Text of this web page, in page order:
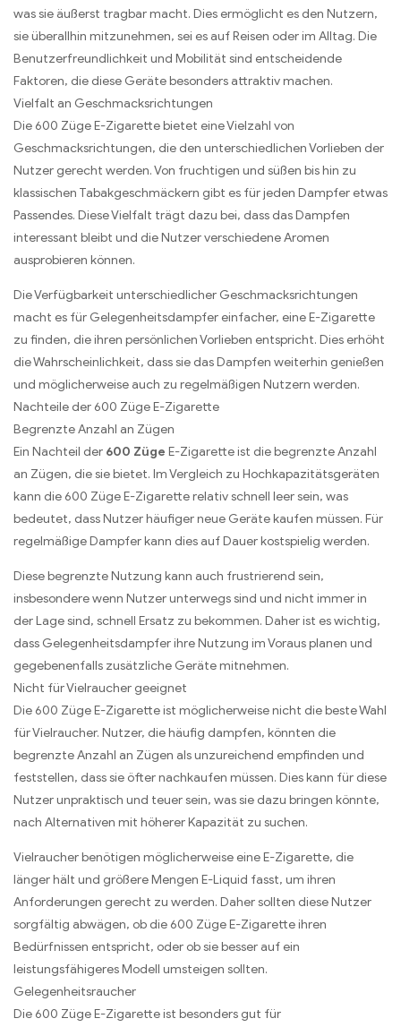
was sie äußerst tragbar macht. Dies ermöglicht es den Nutzern,
sie überallhin mitzunehmen, sei es auf Reisen oder im Alltag. Die
Benutzerfreundlichkeit und Mobilität sind entscheidende
Faktoren, die diese Geräte besonders attraktiv machen.
Vielfalt an Geschmacksrichtungen
Die 600 Züge E-Zigarette bietet eine Vielzahl von
Geschmacksrichtungen, die den unterschiedlichen Vorlieben der
Nutzer gerecht werden. Von fruchtigen und süßen bis hin zu
klassischen Tabakgeschmäckern gibt es für jeden Dampfer etwas
Passendes. Diese Vielfalt trägt dazu bei, dass das Dampfen
interessant bleibt und die Nutzer verschiedene Aromen
ausprobieren können.
Die Verfügbarkeit unterschiedlicher Geschmacksrichtungen
macht es für Gelegenheitsdampfer einfacher, eine E-Zigarette
zu finden, die ihren persönlichen Vorlieben entspricht. Dies erhöht
die Wahrscheinlichkeit, dass sie das Dampfen weiterhin genießen
und möglicherweise auch zu regelmäßigen Nutzern werden.
Nachteile der 600 Züge E-Zigarette
Begrenzte Anzahl an Zügen
Ein Nachteil der 600 Züge E-Zigarette ist die begrenzte Anzahl
an Zügen, die sie bietet. Im Vergleich zu Hochkapazitätsgeräten
kann die 600 Züge E-Zigarette relativ schnell leer sein, was
bedeutet, dass Nutzer häufiger neue Geräte kaufen müssen. Für
regelmäßige Dampfer kann dies auf Dauer kostspielig werden.
Diese begrenzte Nutzung kann auch frustrierend sein,
insbesondere wenn Nutzer unterwegs sind und nicht immer in
der Lage sind, schnell Ersatz zu bekommen. Daher ist es wichtig,
dass Gelegenheitsdampfer ihre Nutzung im Voraus planen und
gegebenenfalls zusätzliche Geräte mitnehmen.
Nicht für Vielraucher geeignet
Die 600 Züge E-Zigarette ist möglicherweise nicht die beste Wahl
für Vielraucher. Nutzer, die häufig dampfen, könnten die
begrenzte Anzahl an Zügen als unzureichend empfinden und
feststellen, dass sie öfter nachkaufen müssen. Dies kann für diese
Nutzer unpraktisch und teuer sein, was sie dazu bringen könnte,
nach Alternativen mit höherer Kapazität zu suchen.
Vielraucher benötigen möglicherweise eine E-Zigarette, die
länger hält und größere Mengen E-Liquid fasst, um ihren
Anforderungen gerecht zu werden. Daher sollten diese Nutzer
sorgfältig abwägen, ob die 600 Züge E-Zigarette ihren
Bedürfnissen entspricht, oder ob sie besser auf ein
leistungsfähigeres Modell umsteigen sollten.
Gelegenheitsraucher
Die 600 Züge E-Zigarette ist besonders gut für